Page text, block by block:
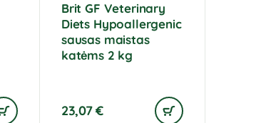
Brit GF Veterinary
Diets Hypoallergenic
sausas maistas
katėms 2 kg
23,07€